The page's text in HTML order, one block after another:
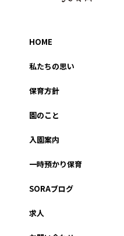
HOME
私たちの思い
保育方針
園のこと
入園案内
一時預かり保育
SORAブログ
求人